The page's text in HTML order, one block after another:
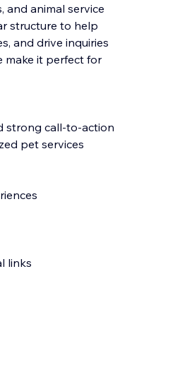
and animal service
structure to help
and drive inquiries
make it perfect for
strong call-to-action
pet services
links